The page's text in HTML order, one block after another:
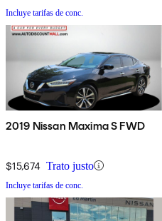
Incluye tarifas de conc.
2019 Nissan Maxima S FWD
$15,674 Trato justo
Incluye tarifas de conc.